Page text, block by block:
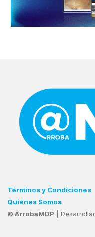
Términos y Condiciones
Quiénes Somos
© ArrobaMDP |